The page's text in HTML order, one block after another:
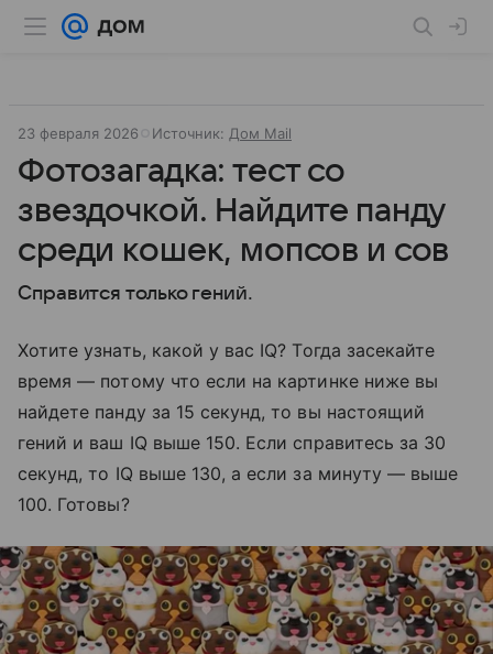
23 февраля 2026 Источник: Дом Mail
Фотозагадка: ​​тест со
звездочкой. Найдите панду
среди кошек, мопсов и сов
Справится только гений.
Хотите узнать, какой у вас IQ? Тогда засекайте
время — потому что если на картинке ниже вы
найдете панду за 15 секунд, то вы настоящий
гений и ваш IQ выше 150. Если справитесь за 30
секунд, то IQ выше 130, а если за минуту — выше
100. Готовы?